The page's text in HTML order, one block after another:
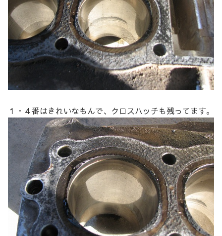
１・４番はきれいなもんで、クロスハッチも残ってます。